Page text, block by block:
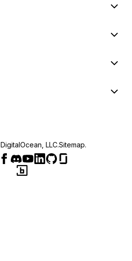
DigitalOcean, LLC.Sitemap.